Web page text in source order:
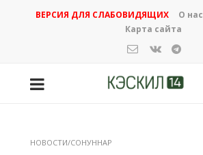
ВЕРСИЯ ДЛЯ СЛАБОВИДЯЩИХ О нас
Карта сайта
НОВОСТИ/СОНУННАР